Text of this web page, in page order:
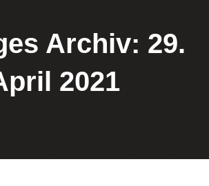
Archiv: 29.
2021